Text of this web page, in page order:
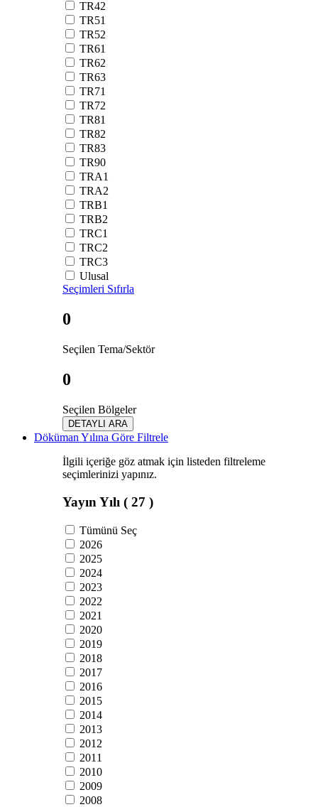
TR42
TR51
TR52
TR61
TR62
TR63
TR71
TR72
TR81
TR82
TR83
TR90
TRA1
TRA2
TRB1
TRB2
TRC1
TRC2
TRC3
Ulusal
Seçimleri Sıfırla
0
Seçilen Tema/Sektör
0
Seçilen Bölgeler
DETAYLI ARA
Döküman Yılına Göre Filtrele
İlgili içeriğe göz atmak için listeden filtreleme
seçimlerinizi yapınız.
Yayın Yılı ( 27 )
Tümünü Seç
2026
2025
2024
2023
2022
2021
2020
2019
2018
2017
2016
2015
2014
2013
2012
2011
2010
2009
2008